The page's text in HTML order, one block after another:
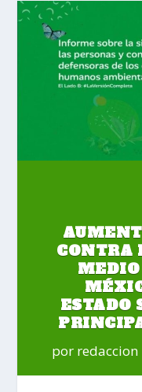
CONTRA
ESTADO
por redaccion